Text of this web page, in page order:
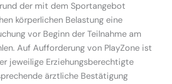
der mit dem Sportangebot
körperlichen Belastung eine
vor Beginn der Teilnahme am
Auf Aufforderung von PlayZone ist
jeweilige Erziehungsberechtigte
ärztliche Bestätigung